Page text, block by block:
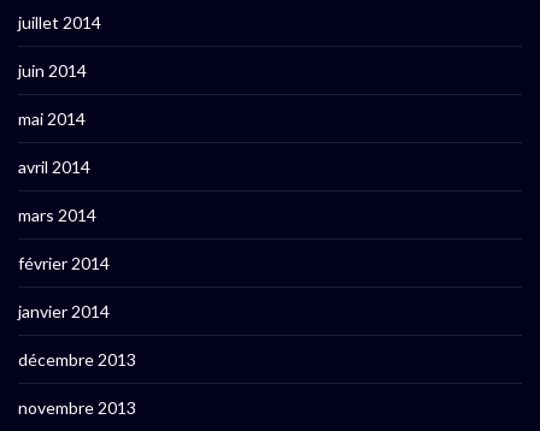
juillet 2014
juin 2014
mai 2014
avril 2014
mars 2014
février 2014
janvier 2014
décembre 2013
novembre 2013